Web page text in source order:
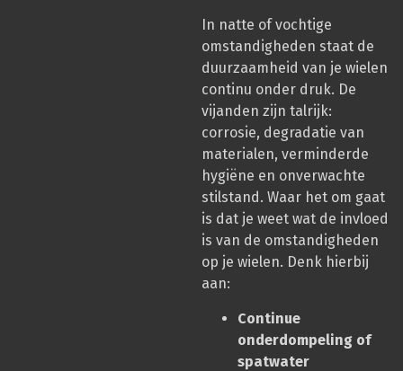
In natte of vochtige
omstandigheden staat de
duurzaamheid van je wielen
continu onder druk. De
vijanden zijn talrijk:
corrosie, degradatie van
materialen, verminderde
hygiëne en onverwachte
stilstand. Waar het om gaat
is dat je weet wat de invloed
is van de omstandigheden
op je wielen. Denk hierbij
aan:
Continue
onderdompeling of
spatwater